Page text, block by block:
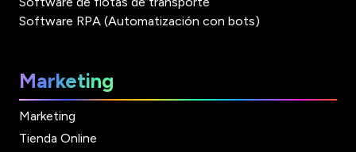
Software RPA (Automatización con bots)
Marketing
Marketing
Tienda Online